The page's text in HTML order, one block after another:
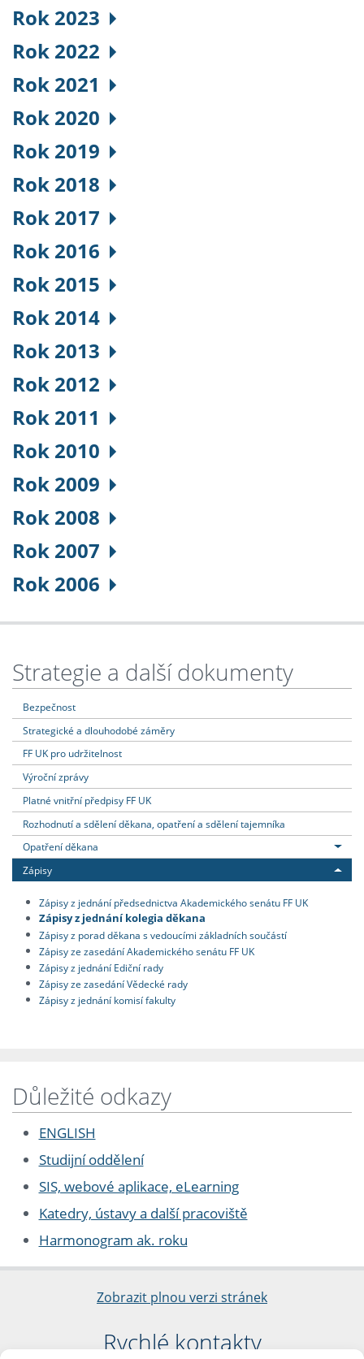
Rok 2023
Rok 2022
Rok 2021
Rok 2020
Rok 2019
Rok 2018
Rok 2017
Rok 2016
Rok 2015
Rok 2014
Rok 2013
Rok 2012
Rok 2011
Rok 2010
Rok 2009
Rok 2008
Rok 2007
Rok 2006
Strategie a další dokumenty
Bezpečnost
Strategické a dlouhodobé záměry
FF UK pro udržitelnost
Výroční zprávy
Platné vnitřní předpisy FF UK
Rozhodnutí a sdělení děkana, opatření a sdělení tajemníka
Opatření děkana
Zápisy
Zápisy z jednání předsednictva Akademického senátu FF UK
Zápisy z jednání kolegia děkana
Zápisy z porad děkana s vedoucími základních součástí
Zápisy ze zasedání Akademického senátu FF UK
Zápisy z jednání Ediční rady
Zápisy ze zasedání Vědecké rady
Zápisy z jednání komisí fakulty
Důležité odkazy
ENGLISH
Studijní oddělení
SIS, webové aplikace, eLearning
Katedry, ústavy a další pracoviště
Harmonogram ak. roku
Zobrazit plnou verzi stránek
Rychlé kontakty